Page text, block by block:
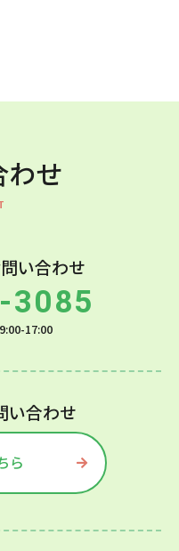
わせ
い合わせ
3085
17:00
い合わせ
ら